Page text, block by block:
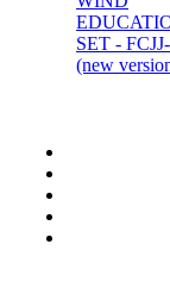
SET -
(new